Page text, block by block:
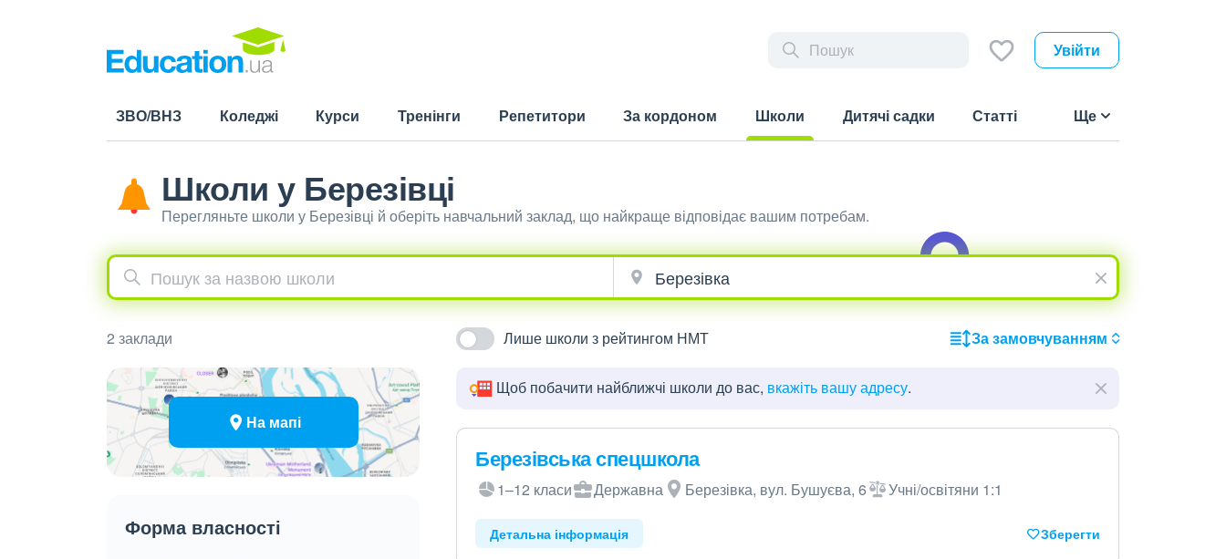
Увійти
ЗВО/ВНЗ Коледжі Курси Тренінги Репетитори За кордоном
Школи
Дитячі садки Статті Ще
Школи у Березівці
Перегляньте школи у Березівці й оберіть навчальний заклад, що найкраще відповідає вашим потребам.
2 заклади Лише школи з рейтингом НМТ За замовчуванням
На мапі
Форма власності
Щоб побачити найближчі школи до вас, вкажіть вашу адресу.
Березівська спецшкола
1–12 класи Державна Березівка, вул. Бушуєва, 6 Учні/освітяни 1:1
Детальна інформація Зберегти